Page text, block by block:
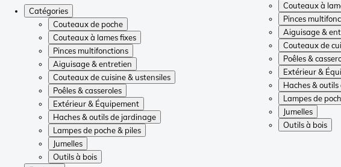
Couteaux à
Pinces
Aiguisage &
Couteaux de
Poêles &
Extérieur &
Haches &
Lampes de
Jumelles
Outils à bois
Catégories
Couteaux de poche
Couteaux à lames fixes
Pinces multifonctions
Aiguisage & entretien
Couteaux de cuisine & ustensiles
Poêles & casseroles
Extérieur & Équipement
Haches & outils de jardinage
Lampes de poche & piles
Jumelles
Outils à bois